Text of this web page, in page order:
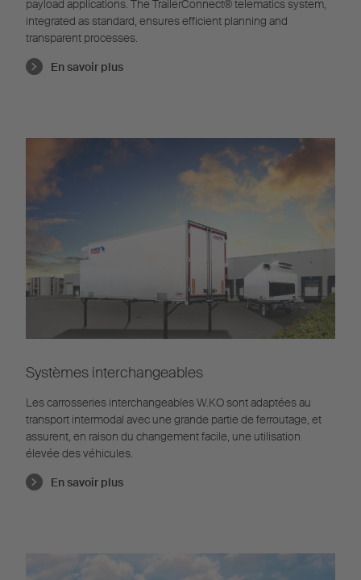
payload applications. The TrailerConnect® telematics system,
integrated as standard, ensures efficient planning and
transparent processes.
En savoir plus
Systèmes interchangeables
Les carrosseries interchangeables W.KO sont adaptées au
transport intermodal avec une grande partie de ferroutage, et
assurent, en raison du changement facile, une utilisation
élevée des véhicules.
En savoir plus